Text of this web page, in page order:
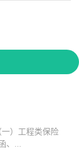
）工程类保险
、...